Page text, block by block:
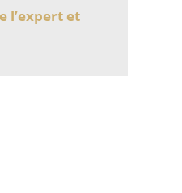
l’expert et